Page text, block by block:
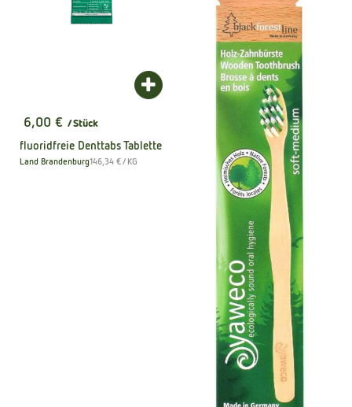
, Preis:
6,00 € / Stück
fluoridfreie Denttabs Tablette
, Herkunft:
Land Brandenburg, Referenzpreis:
146,34 €/ KG
Produkt zum Warenkorb hinzufügen